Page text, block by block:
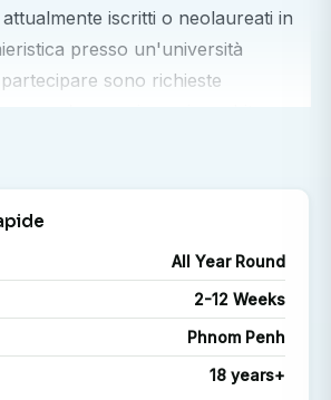
iscritti o neolaureati in
presso un'università
sono richieste
il tirocinio medico elettivo?
della durata del tirocinio)
con una varietà di patologie e
da medici e infermieri
All Year Round
2-12 Weeks
Phnom Penh
18 years+